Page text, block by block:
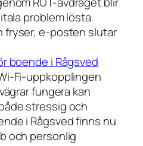
problem lösta.
fryser, e-posten slutar
boende i Rågsved
Fi-uppkopplingen
fungera kan
stressig och
i Rågsved finns nu
och personlig